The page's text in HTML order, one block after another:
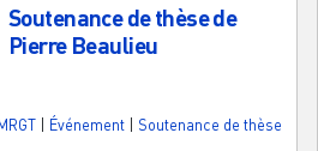
Soutenance de thèse de
Pierre Beaulieu
Événement Soutenance de thèse